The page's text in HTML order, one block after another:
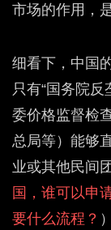
市场的作用，
细看下，中国
只有“国务院
委价格监督检
总局等）能够
业或其他民间
国，谁可以申
要什么流程？